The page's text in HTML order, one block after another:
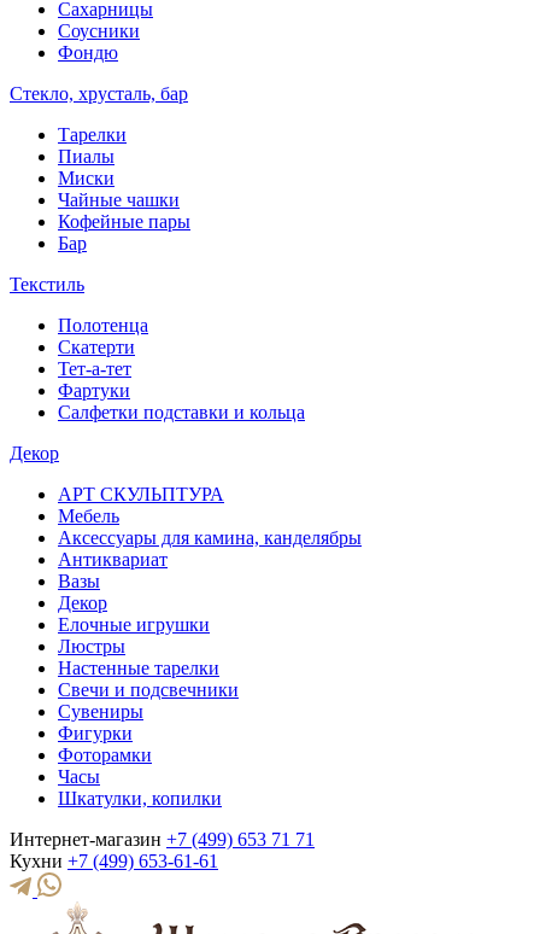
Сахарницы
Соусники
Фондю
Стекло, хрусталь, бар
Тарелки
Пиалы
Миски
Чайные чашки
Кофейные пары
Бар
Текстиль
Полотенца
Скатерти
Тет-а-тет
Фартуки
Салфетки подставки и кольца
Декор
АРТ СКУЛЬПТУРА
Мебель
Аксессуары для камина, канделябры
Антиквариат
Вазы
Декор
Елочные игрушки
Люстры
Настенные тарелки
Свечи и подсвечники
Сувениры
Фигурки
Фоторамки
Часы
Шкатулки, копилки
Интернет-магазин +7 (499) 653 71 71
Кухни +7 (499) 653-61-61